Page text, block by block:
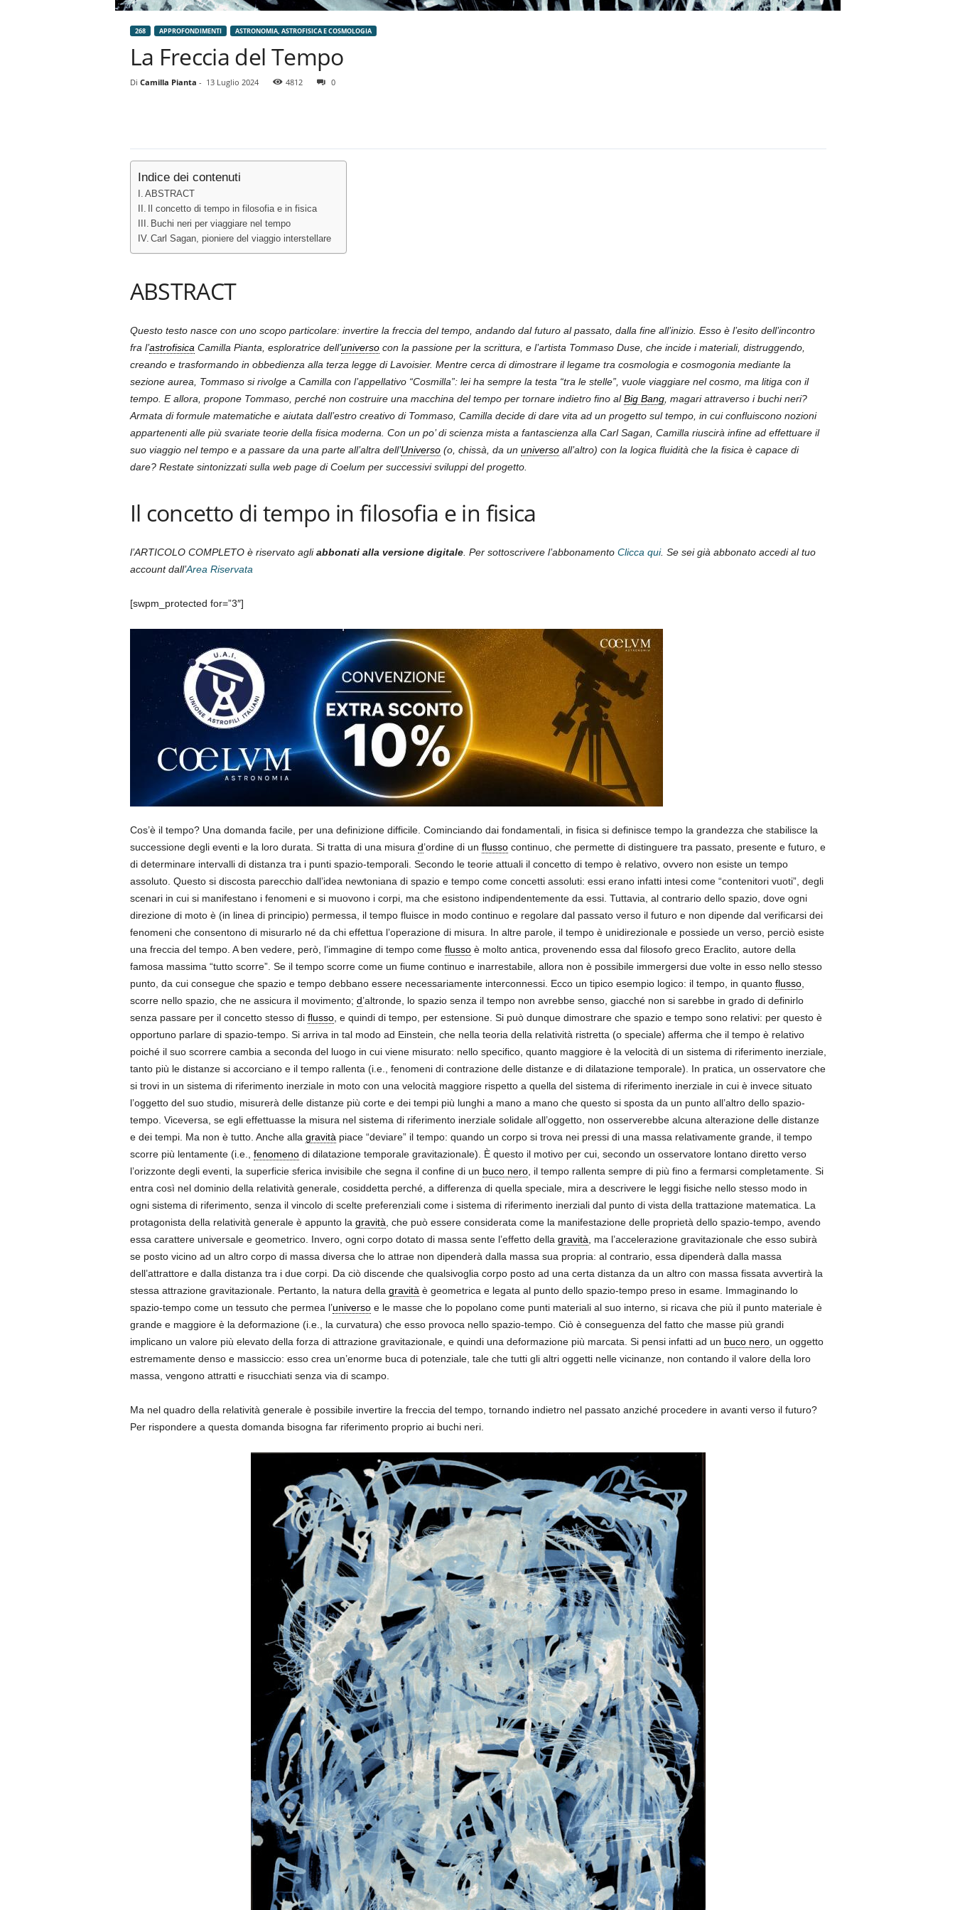
268 APPROFONDIMENTI ASTRONOMIA, ASTROFISICA E COSMOLOGIA
La Freccia del Tempo
Di Camilla Pianta - 13 Luglio 2024 4812 0
Indice dei contenuti
ABSTRACT
Il concetto di tempo in filosofia e in fisica
Buchi neri per viaggiare nel tempo
Carl Sagan, pioniere del viaggio interstellare
ABSTRACT
Questo testo nasce con uno scopo particolare: invertire la freccia del tempo, andando dal futuro al passato, dalla fine all’inizio. Esso è l’esito dell’incontro
fra l’astrofisica Camilla Pianta, esploratrice dell’universocon la passione per la scrittura, e l’artista Tommaso Duse, che incide i materiali, distruggendo,
creando e trasformando in obbedienza alla terza legge di Lavoisier. Mentre cerca di dimostrare il legame tra cosmologia e cosmogonia mediante la
sezione aurea, Tommaso si rivolge a Camilla con l’appellativo “Cosmilla”: lei ha sempre la testa “tra le stelle”, vuole viaggiare nel cosmo, ma litiga con il
tempo. E allora, propone Tommaso, perché non costruire una macchina del tempo per tornare indietro fino alBig Bang, magari attraverso i buchi neri?
Armata di formule matematiche e aiutata dall’estro creativo di Tommaso, Camilla decide di dare vita ad un progetto sul tempo, in cui confluiscono nozioni
appartenenti alle più svariate teorie della fisica moderna. Con un po’di scienza mista a fantascienza alla Carl Sagan, Camilla riuscirà infine ad effettuare il
suo viaggio nel tempo e a passare da una parte all’altra dell’Universo(o, chissà, da un universoall’altro) con la logica fluidità che la fisica è capace di
dare? Restate sintonizzati sulla web page di Coelum per successivi sviluppi del progetto.
Il concetto di tempo in filosofia e in fisica
l’ARTICOLO COMPLETO è riservato agliabbonati alla versione digitale. Per sottoscrivere l’abbonamento Clicca qui. Se sei già abbonato accedi al tuo
account dall’Area Riservata
[swpm_protected for=”3″]
Cos’è il tempo? Una domanda facile, per una definizione difficile. Cominciando dai fondamentali, in fisica si definisce tempo la grandezza che stabilisce la
successione degli eventi e la loro durata. Si tratta di una misura d’ordine di un flussocontinuo, che permette di distinguere tra passato, presente e futuro, e
di determinare intervalli di distanza tra i punti spazio-temporali. Secondo le teorie attuali il concetto di tempo è relativo, ovvero non esiste un tempo
assoluto. Questo si discosta parecchio dall’idea newtoniana di spazio e tempo come concetti assoluti: essi erano infatti intesi come “contenitori vuoti”, degli
scenari in cui si manifestano i fenomeni e si muovono i corpi, ma che esistono indipendentemente da essi. Tuttavia, al contrario dello spazio, dove ogni
direzione di moto è (in linea di principio) permessa, il tempo fluisce in modo continuo e regolare dal passato verso il futuro e non dipende dal verificarsi dei
fenomeni che consentono di misurarlo né da chi effettua l’operazione di misura. In altre parole, il tempo è unidirezionale e possiede un verso, perciò esiste
una freccia del tempo. A ben vedere, però, l’immagine di tempo come flussoè molto antica, provenendo essa dal filosofo greco Eraclito, autore della
famosa massima “tutto scorre”. Se il tempo scorre come un fiume continuo e inarrestabile, allora non è possibile immergersi due volte in esso nello stesso
punto, da cui consegue che spazio e tempo debbano essere necessariamente interconnessi. Ecco un tipico esempio logico: il tempo, in quanto flusso,
scorre nello spazio, che ne assicura il movimento; d’altronde, lo spazio senza il tempo non avrebbe senso, giacché non si sarebbe in grado di definirlo
senza passare per il concetto stesso di flusso, e quindi di tempo, per estensione. Si può dunque dimostrare che spazio e tempo sono relativi: per questo è
opportuno parlare di spazio-tempo. Si arriva in tal modo ad Einstein, che nella teoria della relatività ristretta (o speciale) afferma che il tempo è relativo
poiché il suo scorrere cambia a seconda del luogo in cui viene misurato: nello specifico, quanto maggiore è la velocità di un sistema di riferimento inerziale,
tanto più le distanze si accorciano e il tempo rallenta (i.e., fenomeni di contrazione delle distanze e di dilatazione temporale). In pratica, un osservatore che
si trovi in un sistema di riferimento inerziale in moto con una velocità maggiore rispetto a quella del sistema di riferimento inerziale in cui è invece situato
l’oggetto del suo studio, misurerà delle distanze più corte e dei tempi più lunghi a mano a mano che questo si sposta da un punto all’altro dello spazio-
tempo. Viceversa, se egli effettuasse la misura nel sistema di riferimento inerziale solidale all’oggetto, non osserverebbe alcuna alterazione delle distanze
e dei tempi. Ma non è tutto. Anche alla gravità piace “deviare” il tempo: quando un corpo si trova nei pressi di una massa relativamente grande, il tempo
scorre più lentamente (i.e., fenomenodi dilatazione temporale gravitazionale). È questo il motivo per cui, secondo un osservatore lontano diretto verso
l’orizzonte degli eventi, la superficie sferica invisibile che segna il confine di un buco nero, il tempo rallenta sempre di più fino a fermarsi completamente. Si
entra così nel dominio della relatività generale, cosiddetta perché, a differenza di quella speciale, mira a descrivere le leggi fisiche nello stesso modo in
ogni sistema di riferimento, senza il vincolo di scelte preferenziali come i sistema di riferimento inerziali dal punto di vista della trattazione matematica. La
protagonista della relatività generale è appunto la gravità , che può essere considerata come la manifestazione delle proprietà dello spazio-tempo, avendo
essa carattere universale e geometrico. Invero, ogni corpo dotato di massa sente l’effetto della gravità , ma l’accelerazione gravitazionale che esso subirà
se posto vicino ad un altro corpo di massa diversa che lo attrae non dipenderà dalla massa sua propria: al contrario, essa dipenderà dalla massa
dell’attrattore e dalla distanza tra i due corpi. Da ciò discende che qualsivoglia corpo posto ad una certa distanza da un altro con massa fissata avvertirà la
stessa attrazione gravitazionale. Pertanto, la natura della gravità è geometrica e legata al punto dello spazio-tempo preso in esame. Immaginando lo
spazio-tempo come un tessuto che permea l’universoe le masse che lo popolano come punti materiali al suo interno, si ricava che più il punto materiale è
grande e maggiore è la deformazione (i.e., la curvatura) che esso provoca nello spazio-tempo. Ciò è conseguenza del fatto che masse più grandi
implicano un valore più elevato della forza di attrazione gravitazionale, e quindi una deformazione più marcata. Si pensi infatti ad un buco nero, un oggetto
estremamente denso e massiccio: esso crea un’enorme buca di potenziale, tale che tutti gli altri oggetti nelle vicinanze, non contando il valore della loro
massa, vengono attratti e risucchiati senza via di scampo.
Ma nel quadro della relatività generale è possibile invertire la freccia del tempo, tornando indietro nel passato anziché procedere in avanti verso il futuro?
Per rispondere a questa domanda bisogna far riferimento proprio ai buchi neri.